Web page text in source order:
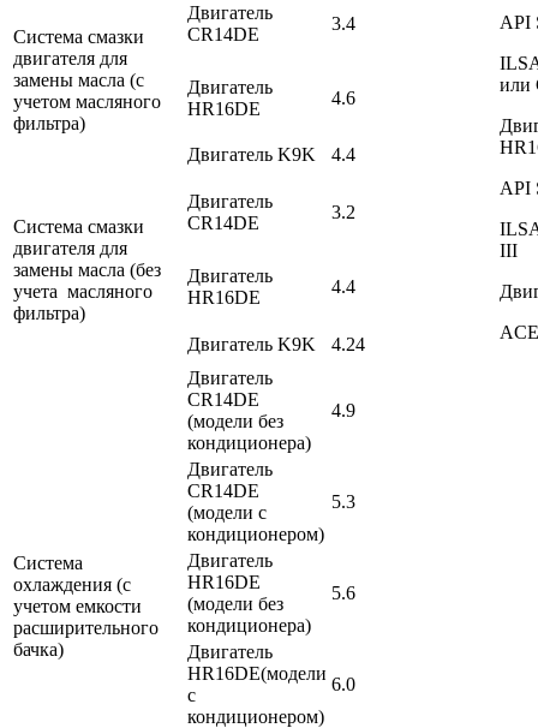
API
или
API
III
Система смазки
двигателя для
замены масла (с
учетом масляного
фильтра)
Двигатель
CR14DE
3.4
Двигатель
HR16DE
4.6
Двигатель K9K 4.4
Система смазки
двигателя для
замены масла (без
учета масляного
фильтра)
Двигатель
CR14DE
3.2
Двигатель
HR16DE
4.4
Двигатель K9K 4.24
Система
охлаждения (с
учетом емкости
расширительного
бачка)
Двигатель
CR14DE
(модели без
кондиционера)
4.9
Двигатель
CR14DE
(модели с
кондиционером)
5.3
Двигатель
HR16DE
(модели без
кондиционера)
5.6
Двигатель
HR16DE(модели
с
кондиционером)
6.0